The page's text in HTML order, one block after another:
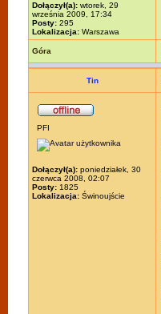
Dołączył(a): wtorek, 29
września 2009, 17:34
Posty: 295
Lokalizacja: Warszawa
Góra
Tin
PFI
Dołączył(a): poniedziałek, 30
czerwca 2008, 02:07
Posty: 1825
Lokalizacja: Świnoujście